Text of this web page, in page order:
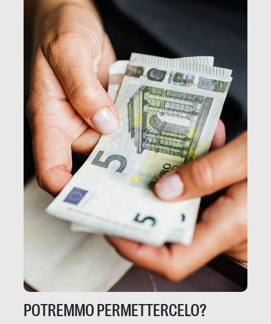
POTREMMO PERMETTERCELO?